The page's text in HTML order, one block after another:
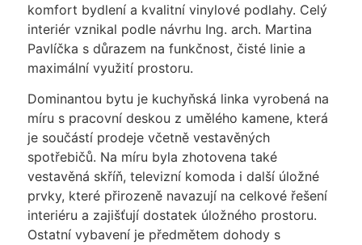
komfort bydlení a kvalitní vinylové podlahy. Celý
interiér vznikal podle návrhu Ing. arch. Martina
Pavlíčka s důrazem na funkčnost, čisté linie a
maximální využití prostoru.
Dominantou bytu je kuchyňská linka vyrobená na
míru s pracovní deskou z umělého kamene, která
je součástí prodeje včetně vestavěných
spotřebičů. Na míru byla zhotovena také
vestavěná skříň, televizní komoda i další úložné
prvky, které přirozeně navazují na celkové řešení
interiéru a zajišťují dostatek úložného prostoru.
Ostatní vybavení je předmětem dohody s